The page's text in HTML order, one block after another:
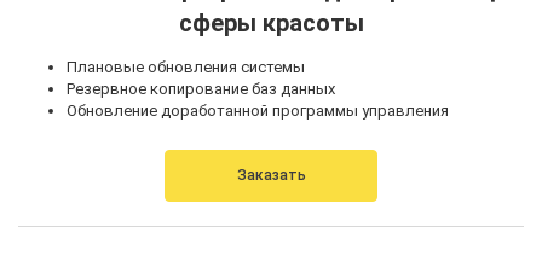
сферы красоты
Плановые обновления системы
Резервное копирование баз данных
Обновление доработанной программы управления
Заказать